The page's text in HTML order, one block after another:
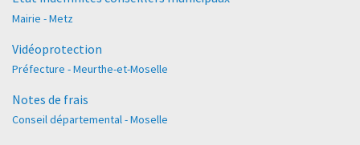
Mairie - Metz
Vidéoprotection
Préfecture - Meurthe-et-Moselle
Notes de frais
Conseil départemental - Moselle